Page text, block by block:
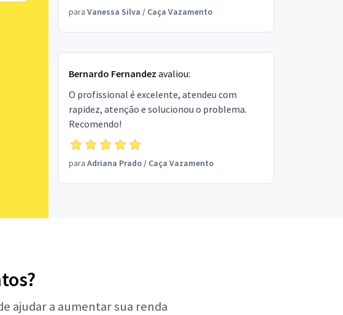
para Vanessa Silva / Caça Vazamento
Bernardo Fernandez avaliou:
O profissional é excelente, atendeu com
rapidez, atenção e solucionou o problema.
Recomendo!
para Adriana Prado/ Caça Vazamento
ajudar a aumentar sua renda